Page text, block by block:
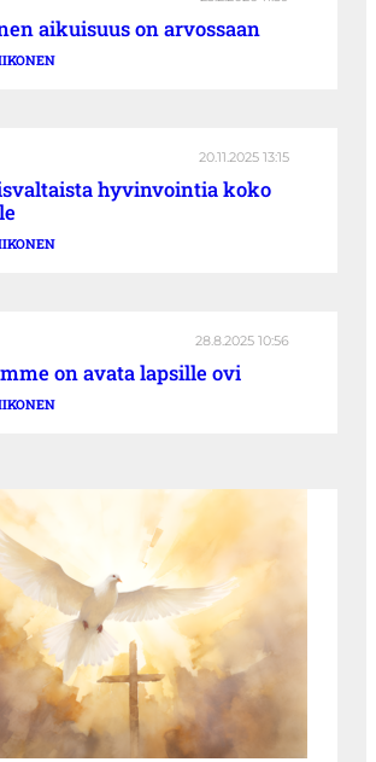
aikuisuus on arvossaan
20.11.2025 13:15
hyvinvointia koko
28.8.2025 10:56
on avata lapsille ovi